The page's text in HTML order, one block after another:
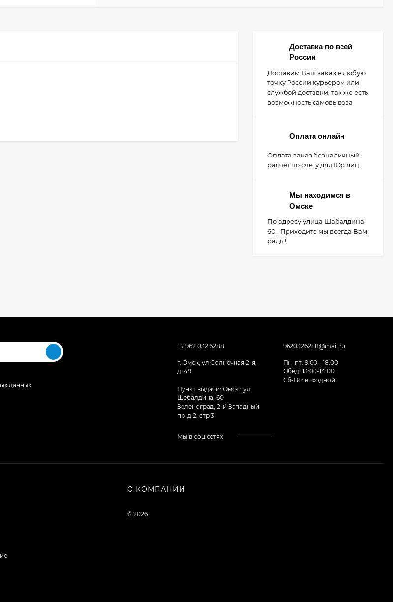
Доставка по всей
России
Доставим Ваш заказ в любую
точку России курьером или
службой доставки, так же есть
возможность самовывоза
Оплата онлайн
Оплата заказ безналичный
расчёт по счету для Юр.лиц
Мы находимся в
Омске
По адресу улица Шабалдина
60 . Приходите мы всегда Вам
рады!
данных
+7 962 032 6288
г. Омск, ул Солнечная 2-я,
д. 49
Пункт выдачи: Омск : ул.
Шебалдина, 60
Зеленоград, 2-й Западный
пр-д 2, стр 3
9620326288@mail.ru
Пн–пт: 9:00 - 18:00
Обед: 13:00-14:00
Cб-Вс: выходной
Мы в соц.сетях
О КОМПАНИИ
© 2026